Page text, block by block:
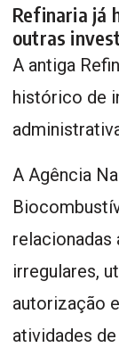
Refinaria já
outras
A antiga
histórico de
A Agência
relacionadas
irregulares,
autorização
atividades